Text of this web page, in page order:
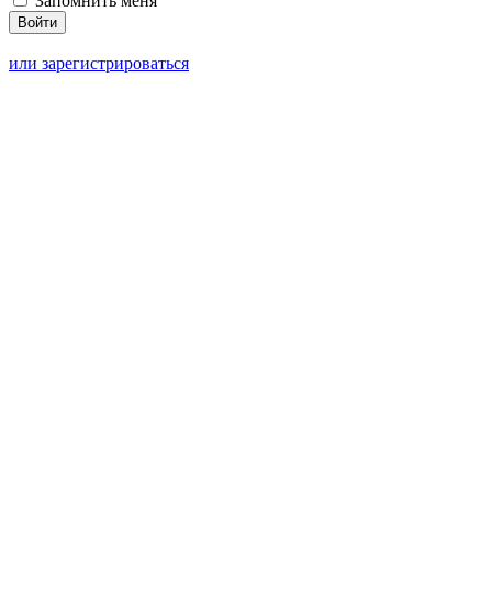
или зарегистрироваться